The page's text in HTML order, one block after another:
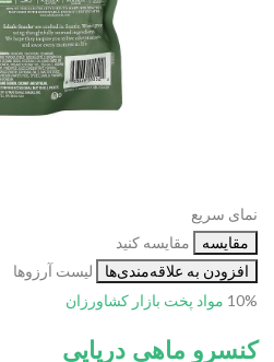
نمای سریع
مقایسه
مقایسه کنید
افزودن به علاقه‌مندی‌ها
لیست آرزوها
10% مواد پخت بازار کشاورزان
کنسرو ماهی دریایی